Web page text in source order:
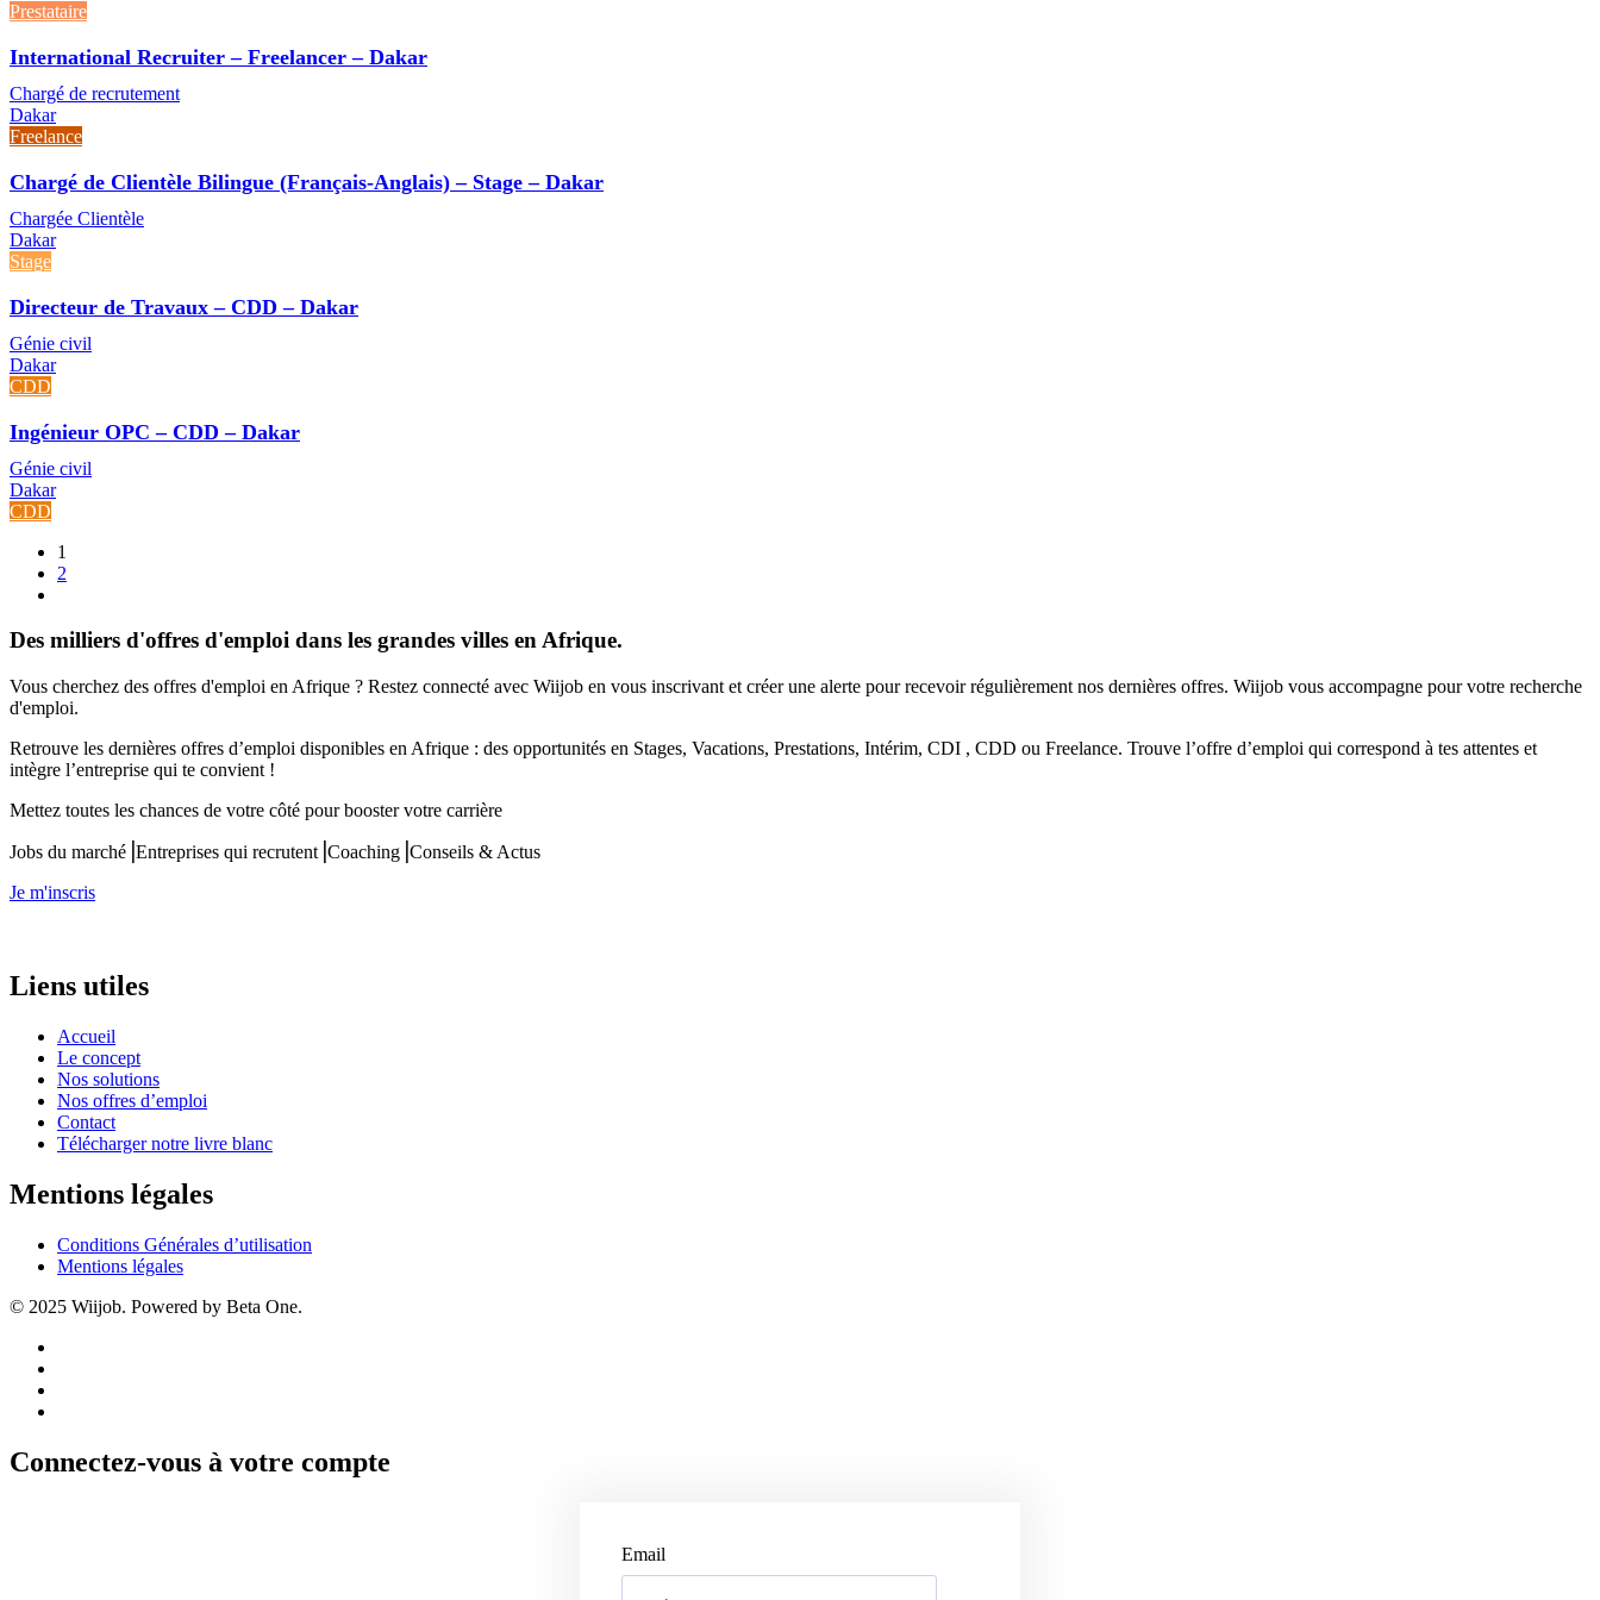
Prestataire
International Recruiter – Freelancer – Dakar
Chargé de recrutement
Dakar
Freelance
Chargé de Clientèle Bilingue (Français-Anglais) – Stage – Dakar
Chargée Clientèle
Dakar
Stage
Directeur de Travaux – CDD – Dakar
Génie civil
Dakar
CDD
Ingénieur OPC – CDD – Dakar
Génie civil
Dakar
CDD
1
2
Des milliers d'offres d'emploi dans les grandes villes en Afrique.
Vous cherchez des offres d'emploi en Afrique ? Restez connecté avec Wiijob en vous inscrivant et créer une alerte pour recevoir régulièrement nos dernières offres. Wiijob vous accompagne pour votre recherche
d'emploi.
Retrouve les dernières offres d’emploi disponibles en Afrique : des opportunités en Stages, Vacations, Prestations, Intérim, CDI , CDD ou Freelance. Trouve l’offre d’emploi qui correspond à tes attentes et
intègre l’entreprise qui te convient !
Mettez toutes les chances de votre côté pour booster votre carrière
Jobs du marché⎟Entreprises qui recrutent⎟Coaching⎟Conseils & Actus
Je m'inscris
Liens utiles
Accueil
Le concept
Nos solutions
Nos offres d’emploi
Contact
Télécharger notre livre blanc
Mentions légales
Conditions Générales d’utilisation
Mentions légales
© 2025 Wiijob. Powered by Beta One.
Connectez-vous à votre compte
Email